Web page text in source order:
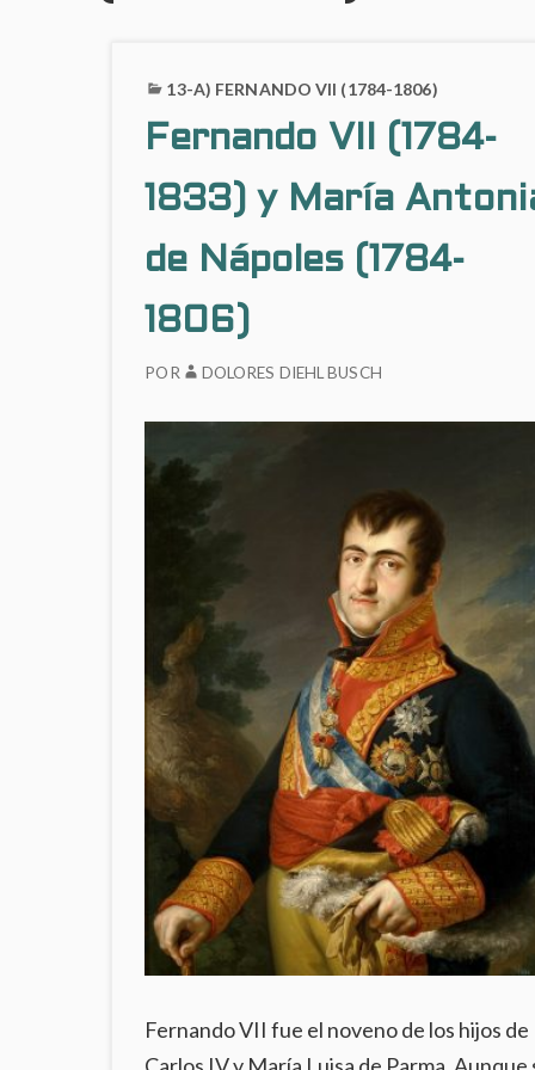
13-A) FERNANDO VII (1784-1806)
Fernando VII (1784-
1833) y María
de Nápoles (1784-
1806)
POR DOLORES DIEHL BUSCH
Fernando VII fue el noveno de los hijos de